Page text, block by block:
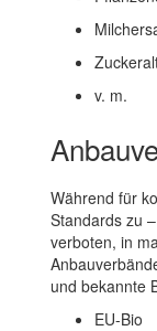
v. m.
Während für
Standards zu
verboten, in
und bekannte
EU-Bio